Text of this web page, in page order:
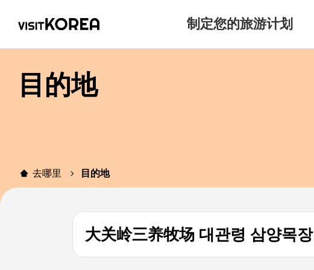
制定您的旅游计划
目的地
去哪里 目的地
大关岭三养牧场 대관령 삼양목장